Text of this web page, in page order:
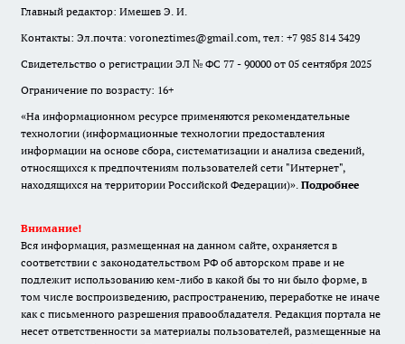
Главный редактор: Имешев Э. И.
Контакты: Эл.почта: voroneztimes@gmail.com, тел: +7 985 814 3429
Свидетельство о регистрации ЭЛ № ФС 77 - 90000 от 05 сентября 2025
Ограничение по возрасту: 16+
«На информационном ресурсе применяются рекомендательные
технологии (информационные технологии предоставления
информации на основе сбора, систематизации и анализа сведений,
относящихся к предпочтениям пользователей сети "Интернет",
находящихся на территории Российской Федерации)». Подробнее
Внимание!
Вся информация, размещенная на данном сайте, охраняется в
соответствии с законодательством РФ об авторском праве и не
подлежит использованию кем-либо в какой бы то ни было форме, в
том числе воспроизведению, распространению, переработке не иначе
как с письменного разрешения правообладателя. Редакция портала не
несет ответственности за материалы пользователей, размещенные на